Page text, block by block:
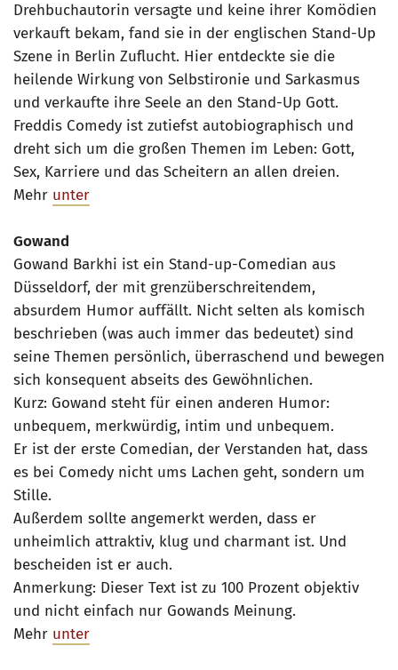
Drehbuchautorin versagte und keine ihrer Komödien
verkauft bekam, fand sie in der englischen Stand-Up
Szene in Berlin Zuflucht. Hier entdeckte sie die
heilende Wirkung von Selbstironie und Sarkasmus
und verkaufte ihre Seele an den Stand-Up Gott.
Freddis Comedy ist zutiefst autobiographisch und
dreht sich um die großen Themen im Leben: Gott,
Sex, Karriere und das Scheitern an allen dreien.
Mehr unter
Gowand
Gowand Barkhi ist ein Stand-up-Comedian aus
Düsseldorf, der mit grenzüberschreitendem,
absurdem Humor auffällt. Nicht selten als komisch
beschrieben (was auch immer das bedeutet) sind
seine Themen persönlich, überraschend und bewegen
sich konsequent abseits des Gewöhnlichen.
Kurz: Gowand steht für einen anderen Humor:
unbequem, merkwürdig, intim und unbequem.
Er ist der erste Comedian, der Verstanden hat, dass
es bei Comedy nicht ums Lachen geht, sondern um
Stille.
Außerdem sollte angemerkt werden, dass er
unheimlich attraktiv, klug und charmant ist. Und
bescheiden ist er auch.
Anmerkung: Dieser Text ist zu 100 Prozent objektiv
und nicht einfach nur Gowands Meinung.
Mehr unter